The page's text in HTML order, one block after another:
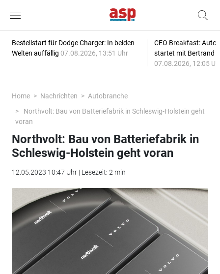
Bestellstart für Dodge Charger: In beiden
Welten auffällig 07.08.2026, 13:51 Uhr
CEO Breakfast:
startet mit Bertrand
07.08.2026, 12:05
Home Nachrichten
Autobranche
Northvolt: Bau von Batteriefabrik in Schleswig-Holstein geht
voran
Northvolt: Bau von Batteriefabrik in
Schleswig-Holstein geht voran
12.05.2023 10:47 Uhr | Lesezeit: 2 min